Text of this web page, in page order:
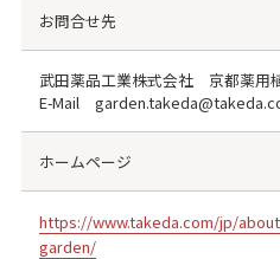
お問合せ先
武田薬品工業株式会社 京都薬用
E-Mail
ホームページ
https://www.takeda.com/jp/
garden/